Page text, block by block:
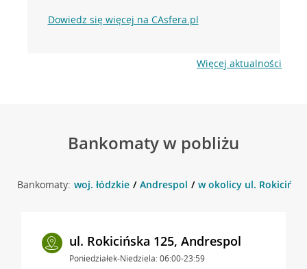
Dowiedz się więcej na CAsfera.pl
Więcej aktualności
Bankomaty w pobliżu
Bankomaty: woj. łódzkie Andrespol w okolicy ul.
ul. Rokicińska 125, Andrespol
Poniedziałek-Niedziela: 06:00-23:59